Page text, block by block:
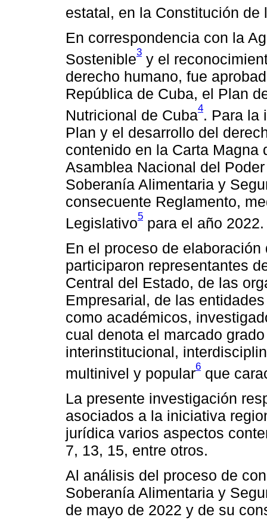
estatal, en la Constitución de
En correspondencia con la
Sostenible3 y el
derecho humano, fue
República de Cuba, el Plan
Nutricional de Cuba4. Para la
Plan y el desarrollo del
contenido en la Carta Magna
Asamblea Nacional del
Soberanía Alimentaria y
consecuente Reglamento,
Legislativo5 para el año 2022.
En el proceso de
participaron representantes
Central del Estado, de las
Empresarial, de las
como académicos,
cual denota el marcado
interinstitucional,
multinivel y popular6 que
La presente investigación
asociados a la iniciativa
jurídica varios aspectos
7, 13, 15, entre otros.
Al análisis del proceso de
Soberanía Alimentaria y
de mayo de 2022 y de su